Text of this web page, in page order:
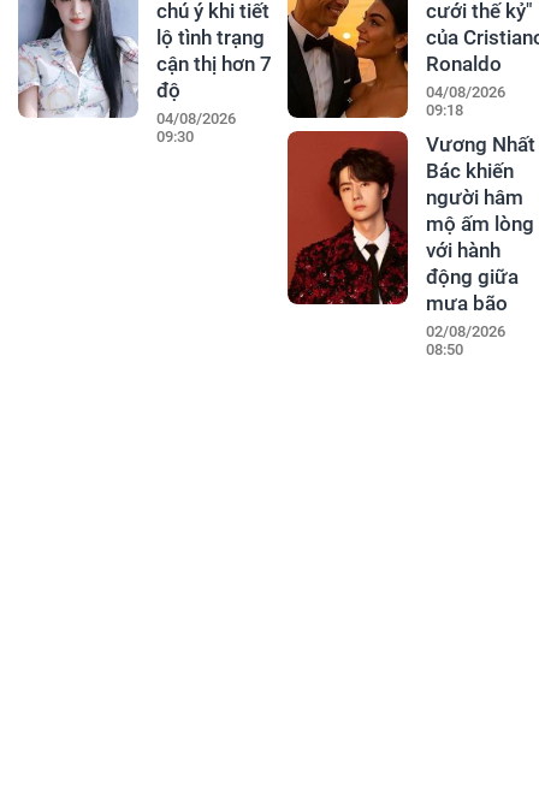
chú ý khi tiết
lộ tình trạng
cận thị hơn 7
độ
04/08/2026
09:30
cưới thế kỷ"
của
Ronaldo
04/08/2026
09:18
Vương Nhất
Bác khiến
người hâm
mộ ấm lòng
với hành
động giữa
mưa bão
02/08/2026
08:50